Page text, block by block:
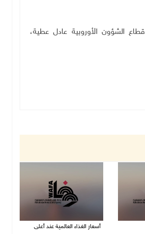
الشؤون الأوروبية عادل عطية،
أسعار الغذاء العالمية عند أعلى